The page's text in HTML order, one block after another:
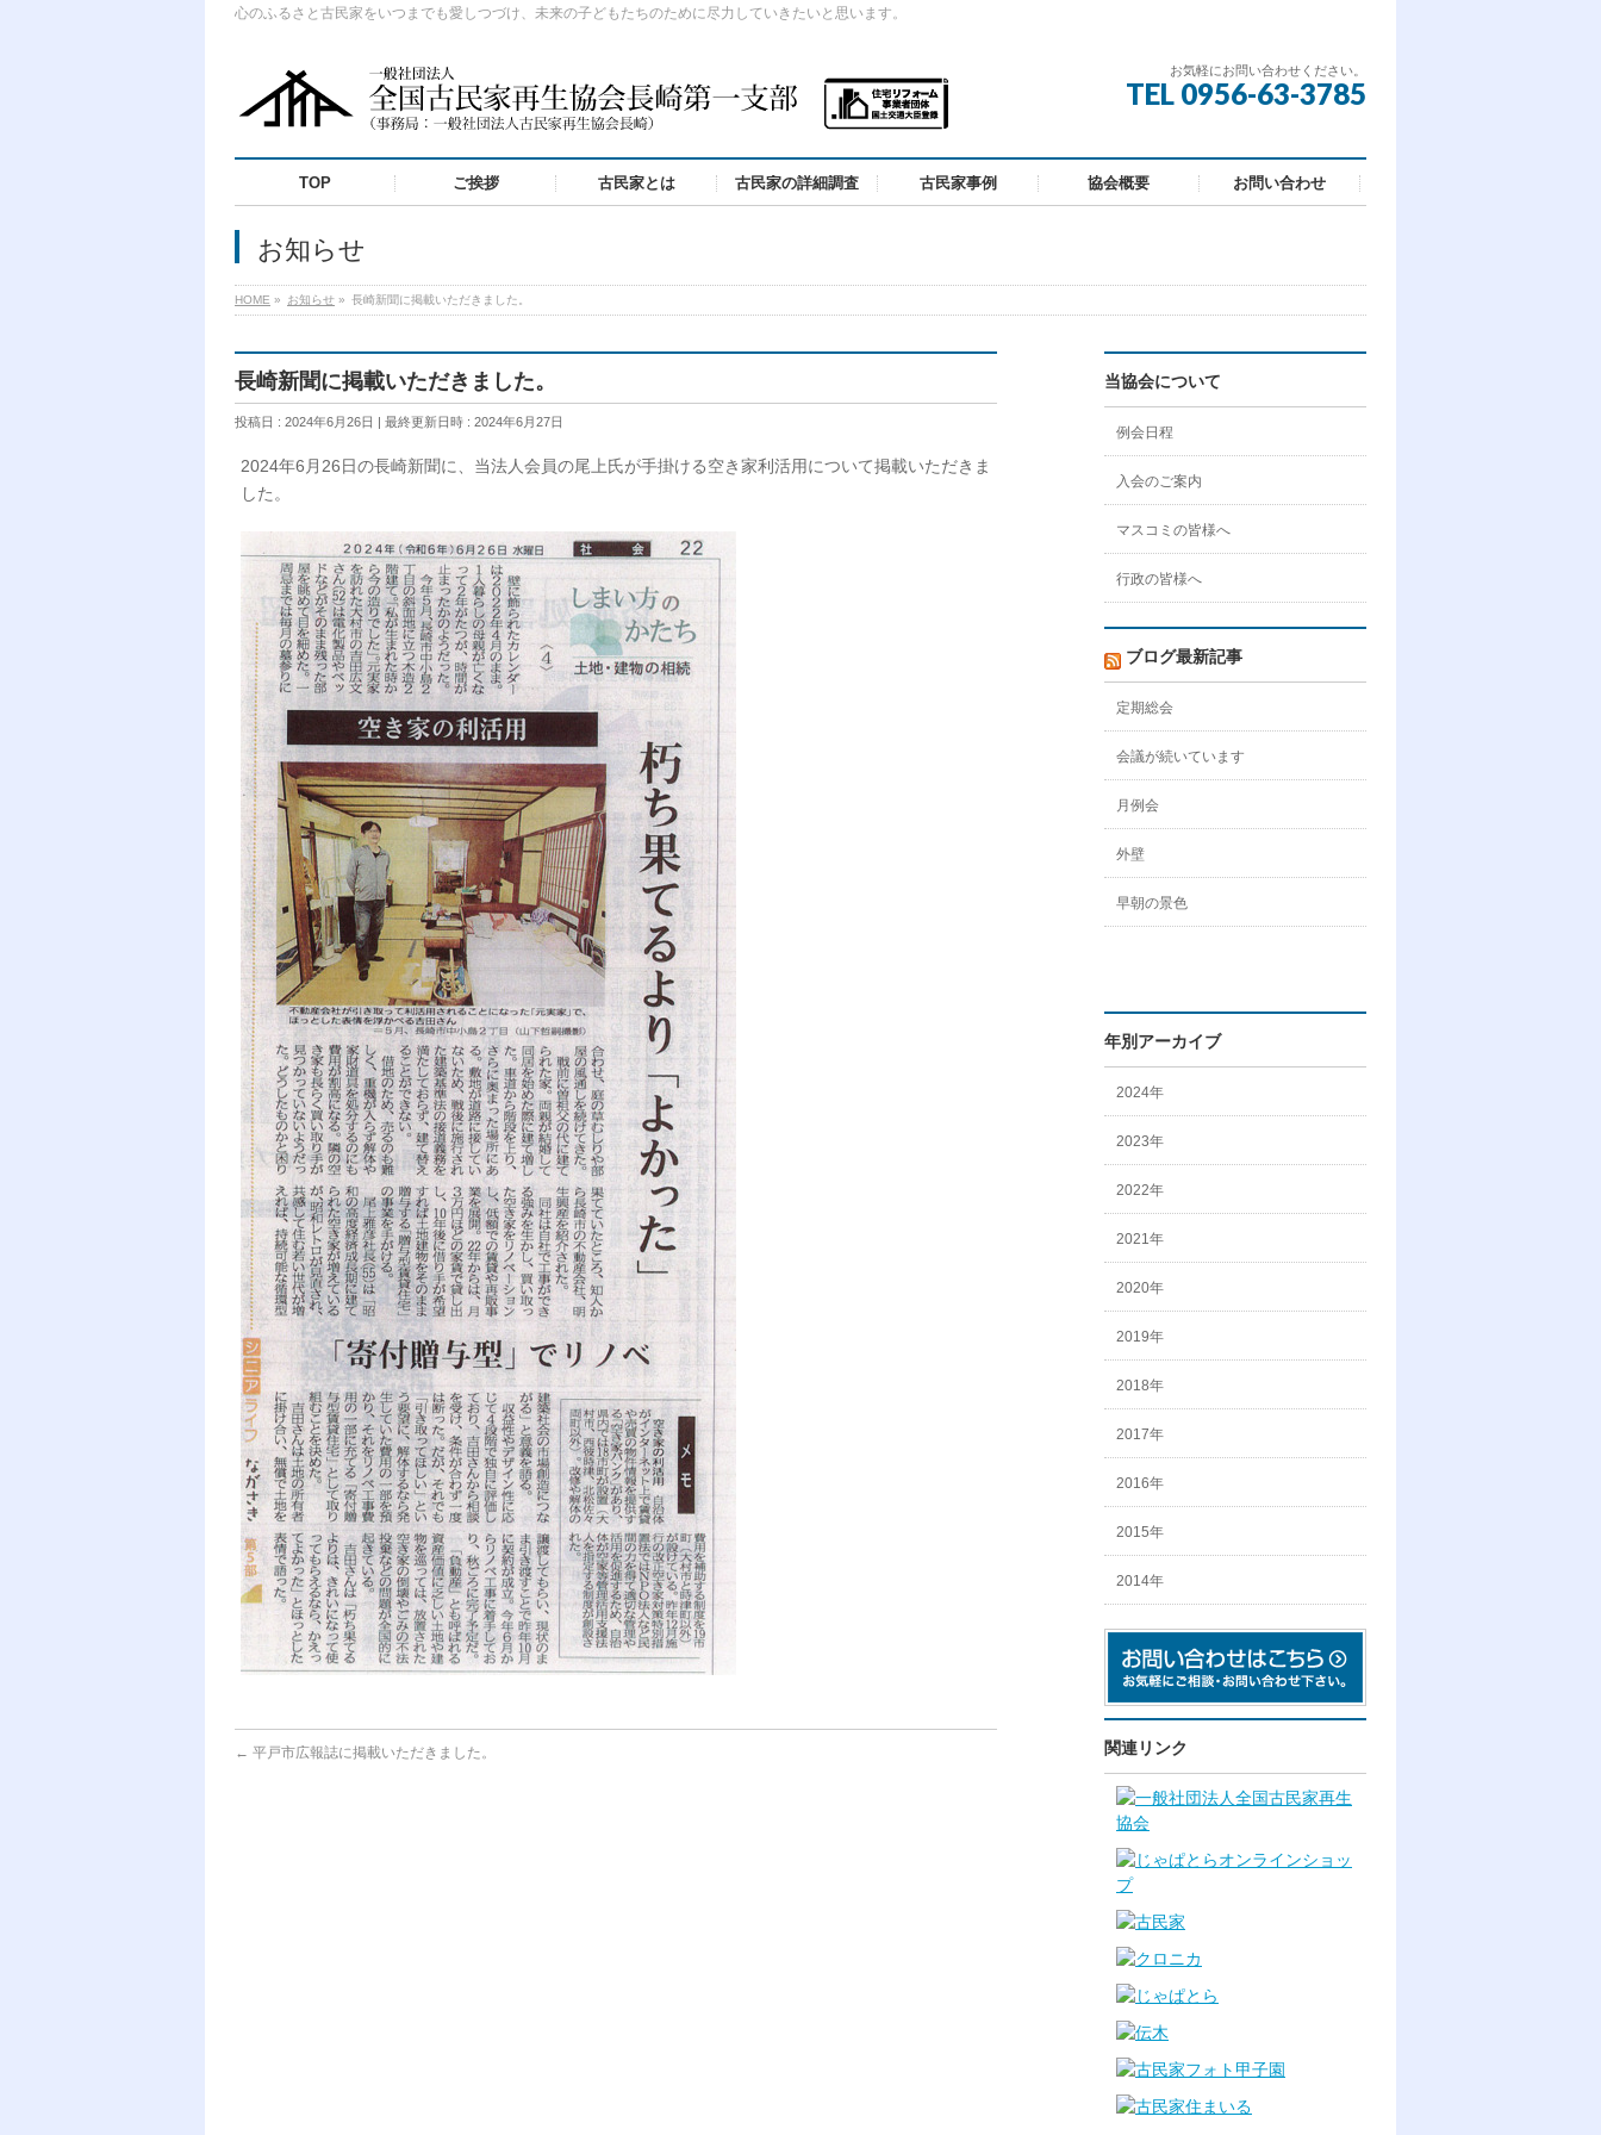
心のふるさと古民家をいつまでも愛しつづけ、未来の子どもたちのために尽力していきたいと思います。
お気軽にお問い合わせください。
TEL 0956-63-3785
TOP ご挨拶 古民家とは 古民家の詳細調査 古民家事例 協会概要 お問い合わせ
お知らせ
HOME » お知らせ » 長崎新聞に掲載いただきました。
長崎新聞に掲載いただきました。
投稿日 : 2024年6月26日 最終更新日時 : 2024年6月27日
2024年6月26日の長崎新聞に、当法人会員の尾上氏が手掛ける空き家利活用について掲載いただきま
した。
← 平戸市広報誌に掲載いただきました。
当協会について
例会日程
入会のご案内
マスコミの皆様へ
行政の皆様へ
ブログ最新記事
定期総会
会議が続いています
月例会
外壁
早朝の景色
年別アーカイブ
2024年
2023年
2022年
2021年
2020年
2019年
2018年
2017年
2016年
2015年
2014年
関連リンク